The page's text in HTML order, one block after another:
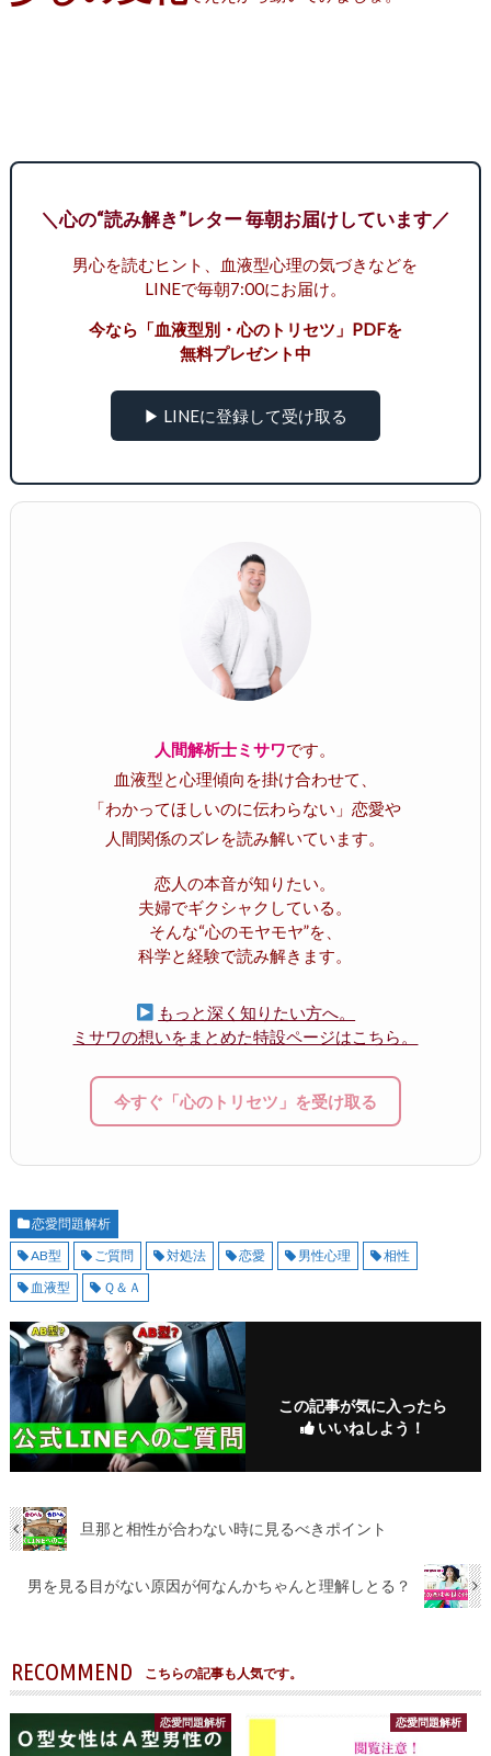
＼心の“読み解き”レター 毎朝お届けしています／
男心を読むヒント、血液型心理の気づきなどを
LINEで毎朝7:00にお届け。
今なら「血液型別・心のトリセツ」PDFを
無料プレゼント中
▶ LINEに登録して受け取る
人間解析士ミサワです。
血液型と心理傾向を掛け合わせて、
「わかってほしいのに伝わらない」恋愛や
人間関係のズレを読み解いています。
恋人の本音が知りたい。
夫婦でギクシャクしている。
そんな“心のモヤモヤ”を、
科学と経験で読み解きます。
もっと深く知りたい方へ。
ミサワの想いをまとめた特設ページはこちら。
今すぐ「心のトリセツ」を受け取る
恋愛問題解析
AB型
ご質問 対処法 恋愛 男性心理
相性
血液型
Ｑ＆Ａ
この記事が気に入ったら
いいねしよう！
旦那と相性が合わない時に見るべきポイント
男を見る目がない原因が何なんかちゃんと理解しとる？
RECOMMEND こちらの記事も人気です。
恋愛問題解析 恋愛問題解析